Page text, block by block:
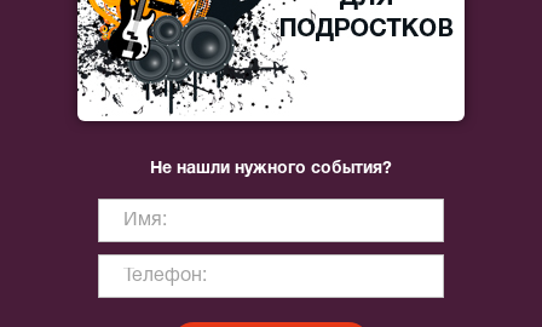
Не нашли нужного события?